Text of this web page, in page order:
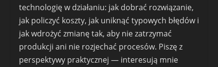
technologię w działaniu: jak dobrać rozwiązanie,
jak policzyć koszty, jak uniknąć typowych błędów i
jak wdrożyć zmianę tak, aby nie zatrzymać
produkcji ani nie rozjechać procesów. Piszę z
perspektywy praktycznej — interesują mnie